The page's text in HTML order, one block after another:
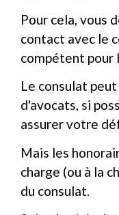
Pour cela, vous
contact avec le
compétent pour
Le consulat
d'avocats, si
assurer votre
Mais les
charge (ou à la
du consulat.